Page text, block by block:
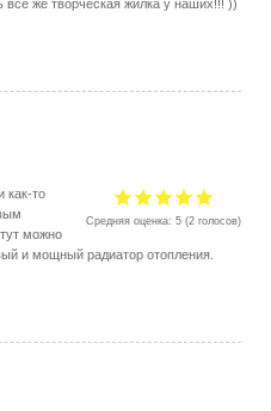
все же творческая жилка у наших!!! ))
Средняя оценка:5 (2 голосов)
как-то
можно
и мощный радиатор отопления.